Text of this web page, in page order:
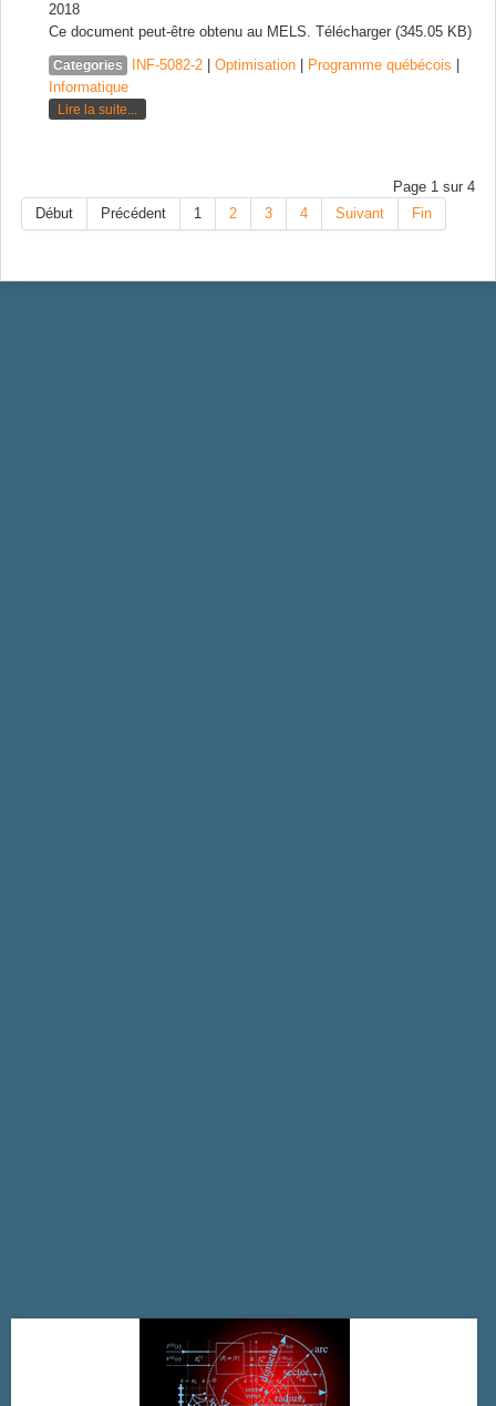
2018
Ce document peut-être obtenu au MELS. Télécharger (345.05 KB)
Categories INF-5082-2 Optimisation Programme québécois
Informatique
Lire la suite...
Page 1 sur 4
Début
Précédent 1 2 3 4 Suivant Fin